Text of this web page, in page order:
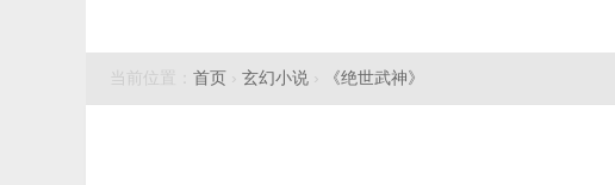
当前位置： 首页 › 玄幻小说 › 《绝世武神》